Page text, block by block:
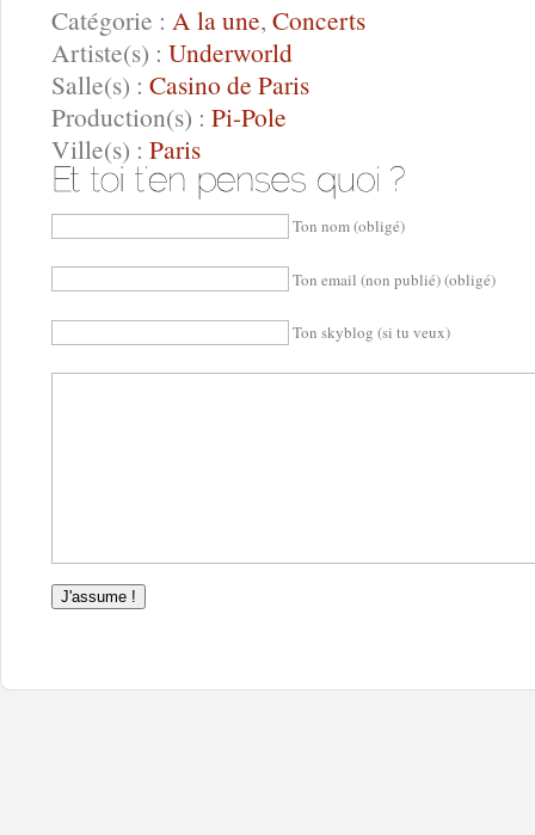
Catégorie : A la une, Concerts
Artiste(s) : Underworld
Salle(s) : Casino de Paris
Production(s) : Pi-Pole
Ville(s) : Paris
Ton nom (obligé)
Ton email (non publié) (obligé)
Ton skyblog (si tu veux)